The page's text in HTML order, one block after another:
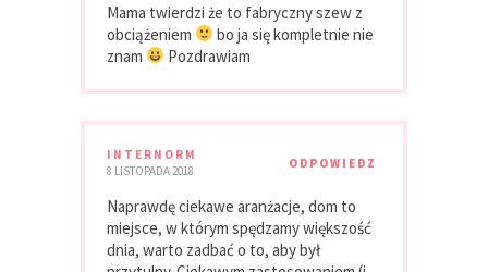
Mama twierdzi że to fabryczny szew z
obciążeniem
bo ja się kompletnie nie
znam
Pozdrawiam
INTERNORM
8 LISTOPADA 2018
ODPOWIEDZ
Naprawdę ciekawe aranżacje, dom to
miejsce, w którym spędzamy większość
dnia, warto zadbać o to, aby był